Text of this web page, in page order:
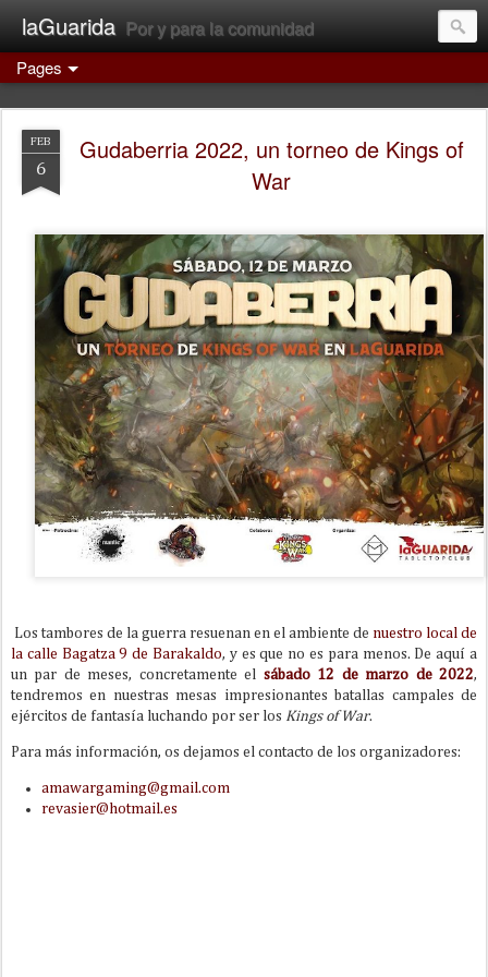
laGuarida Por y para la comunidad
Pages
FEB
6
Gudaberria 2022, un torneo de Kings of
War
Los tambores de la guerra resuenan en el ambiente de nuestro local de
la calle Bagatza 9 de Barakaldo, y es que no es para menos. De aquí a
un par de meses, concretamente el sábado 12 de marzo de 2022,
tendremos en nuestras mesas impresionantes batallas campales de
ejércitos de fantasía luchando por ser los Kings of War.
Para más información, os dejamos el contacto de los organizadores:
amawargaming@gmail.com
revasier@hotmail.es